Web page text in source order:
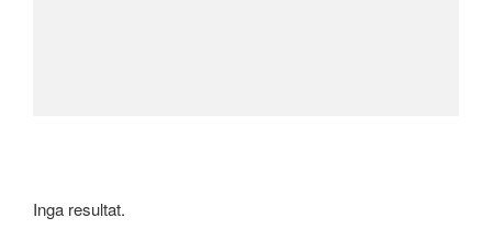
Inga resultat.